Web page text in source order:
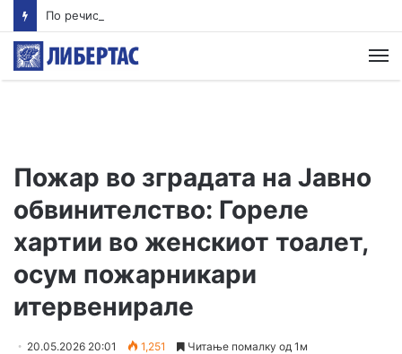
Пожар во зградата на Јавно
обвинителство: Гореле
хартии во женскиот тоалет,
осум пожарникари
итервенирале
20.05.2026 20:01 1,251 Читање помалку од 1м